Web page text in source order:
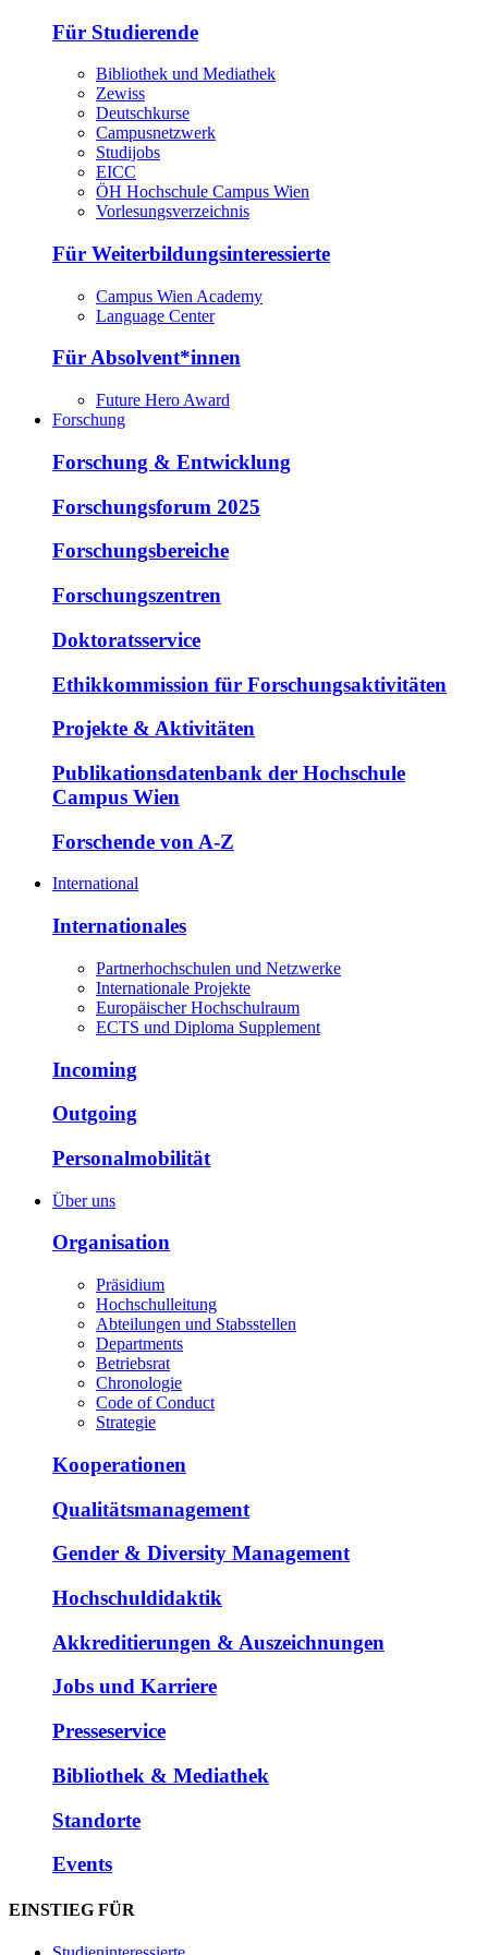
Für Studierende
Bibliothek und Mediathek
Zewiss
Deutschkurse
Campusnetzwerk
Studijobs
EICC
ÖH Hochschule Campus Wien
Vorlesungsverzeichnis
Für Weiterbildungsinteressierte
Campus Wien Academy
Language Center
Für Absolvent*innen
Future Hero Award
Forschung
Forschung & Entwicklung
Forschungsforum 2025
Forschungsbereiche
Forschungszentren
Doktoratsservice
Ethikkommission für Forschungsaktivitäten
Projekte & Aktivitäten
Publikationsdatenbank der Hochschule
Campus Wien
Forschende von A-Z
International
Internationales
Partnerhochschulen und Netzwerke
Internationale Projekte
Europäischer Hochschulraum
ECTS und Diploma Supplement
Incoming
Outgoing
Personalmobilität
Über uns
Organisation
Präsidium
Hochschulleitung
Abteilungen und Stabsstellen
Departments
Betriebsrat
Chronologie
Code of Conduct
Strategie
Kooperationen
Qualitätsmanagement
Gender & Diversity Management
Hochschuldidaktik
Akkreditierungen & Auszeichnungen
Jobs und Karriere
Presseservice
Bibliothek & Mediathek
Standorte
Events
EINSTIEG FÜR